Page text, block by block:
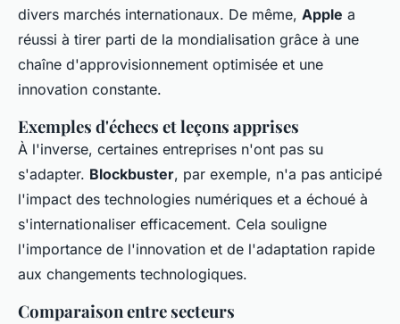
divers marchés internationaux. De même, Apple a
réussi à tirer parti de la mondialisation grâce à une
chaîne d'approvisionnement optimisée et une
innovation constante.
Exemples d'échecs et leçons apprises
À l'inverse, certaines entreprises n'ont pas su
s'adapter. Blockbuster, par exemple, n'a pas anticipé
l'impact des technologies numériques et a échoué à
s'internationaliser efficacement. Cela souligne
l'importance de l'innovation et de l'adaptation rapide
aux changements technologiques.
Comparaison entre secteurs